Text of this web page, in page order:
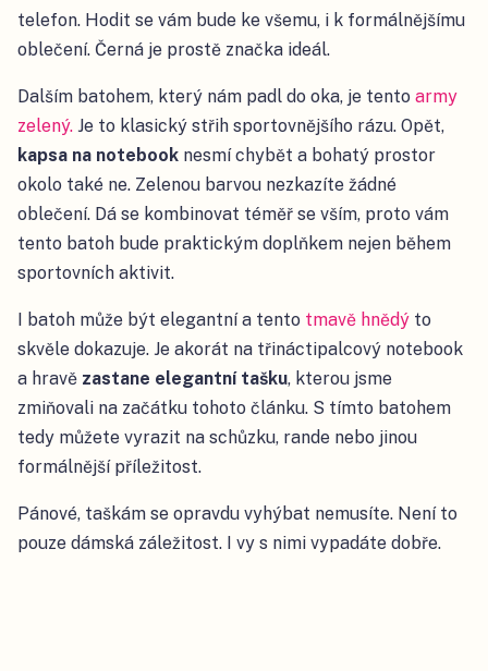
telefon. Hodit se vám bude ke všemu, i k formálnějšímu
oblečení. Černá je prostě značka ideál.
Dalším batohem, který nám padl do oka, je tento army
zelený. Je to klasický střih sportovnějšího rázu. Opět,
kapsa na notebook nesmí chybět a bohatý prostor
okolo také ne. Zelenou barvou nezkazíte žádné
oblečení. Dá se kombinovat téměř se vším, proto vám
tento batoh bude praktickým doplňkem nejen během
sportovních aktivit.
I batoh může být elegantní a tento tmavě hnědý to
skvěle dokazuje. Je akorát na třináctipalcový notebook
a hravě zastane elegantní tašku, kterou jsme
zmiňovali na začátku tohoto článku. S tímto batohem
tedy můžete vyrazit na schůzku, rande nebo jinou
formálnější příležitost.
Pánové, taškám se opravdu vyhýbat nemusíte. Není to
pouze dámská záležitost. I vy s nimi vypadáte dobře.